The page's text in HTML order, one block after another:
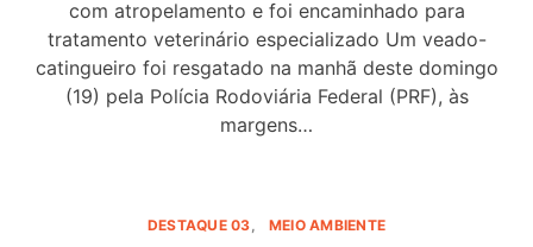
com atropelamento e foi encaminhado para
tratamento veterinário especializado Um veado-
catingueiro foi resgatado na manhã deste domingo
(19) pela Polícia Rodoviária Federal (PRF), às
margens…
DESTAQUE 03 MEIO AMBIENTE